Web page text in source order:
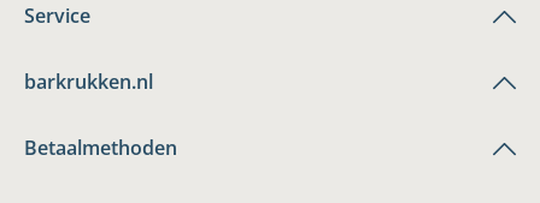
Service
barkrukken.nl
Betaalmethoden